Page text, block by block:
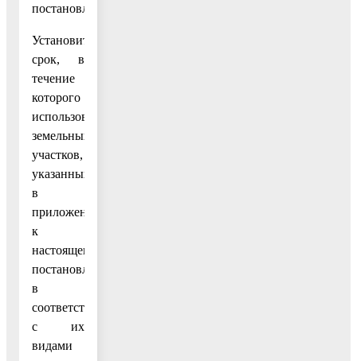
постановлению.
Установить
срок, в
течение
которого
использование
земельных
участков,
указанных
в
приложении
к
настоящему
постановлению,
в
соответствии
с их
видами